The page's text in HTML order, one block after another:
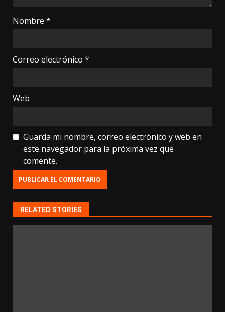
Nombre *
Correo electrónico *
Web
Guarda mi nombre, correo electrónico y web en
este navegador para la próxima vez que
comente.
RELATED STORIES